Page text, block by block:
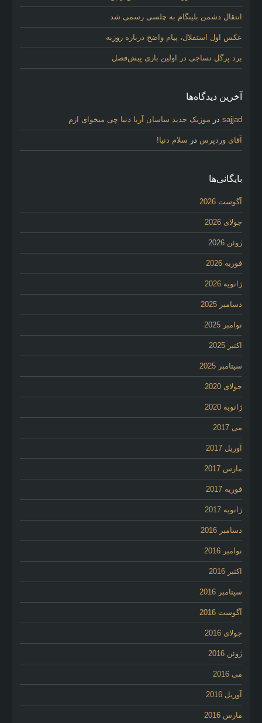
انتقال دشمن بلینگام به چلسی رسمی شد
عکس اول استقلال، پیام واضح درباره روزبه
برد پرگل نساجی در اولین بازی پیش‌فصل
آخرین دیدگاه‌ها
sajjad در موزیک جدید ساسان آریا دنیا چی میخوای ازم
آقای وردپرس در سلام دنیا!
بایگانی‌ها
آگوست 2026
جولای 2026
ژوئن 2026
فوریه 2026
ژانویه 2026
دسامبر 2025
نوامبر 2025
اکتبر 2025
سپتامبر 2025
جولای 2020
ژانویه 2020
می 2017
آوریل 2017
مارس 2017
فوریه 2017
ژانویه 2017
دسامبر 2016
نوامبر 2016
اکتبر 2016
سپتامبر 2016
آگوست 2016
جولای 2016
ژوئن 2016
می 2016
آوریل 2016
مارس 2016